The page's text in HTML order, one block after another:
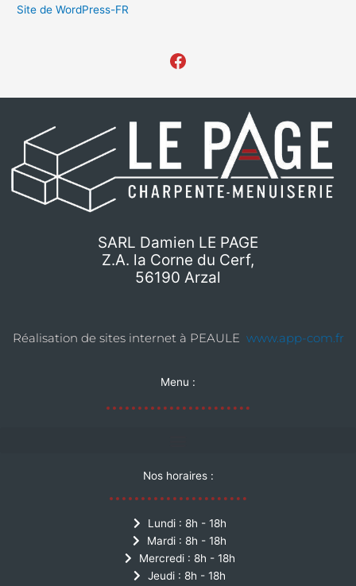
Site de WordPress-FR
SARL Damien LE PAGE
Z.A. la Corne du Cerf,
56190 Arzal
Réalisation de sites internet à PEAULE www.app-com.fr
Menu :
Nos horaires :
Lundi : 8h - 18h
Mardi : 8h - 18h
Mercredi : 8h - 18h
Jeudi : 8h - 18h